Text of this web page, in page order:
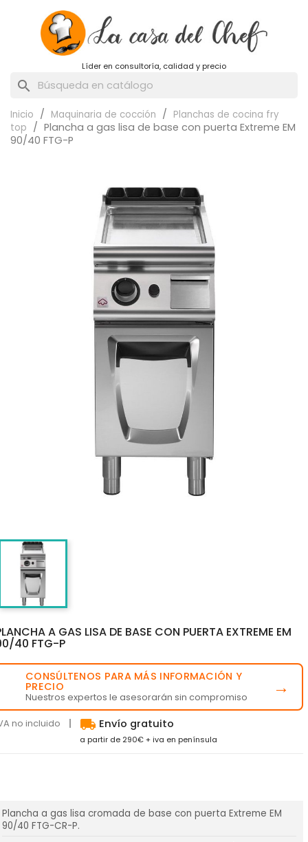
Líder en consultoría, calidad y precio
search
Inicio Maquinaria de cocción
Planchas de cocina fry
top
Plancha a gas lisa de base con puerta Extreme EM
90/40 FTG-P
A GAS LISA DE BASE CON PUERTA EXTREME EM
40 FTG-P
CONSÚLTENOS PARA MÁS INFORMACIÓN Y
PRECIO
Nuestros expertos le asesorarán sin compromiso →
no incluido local_shipping Envío gratuito
a partir de 290€ + iva en península
Plancha a gas lisa cromada de base con puerta Extreme EM
90/40 FTG-CR-P.